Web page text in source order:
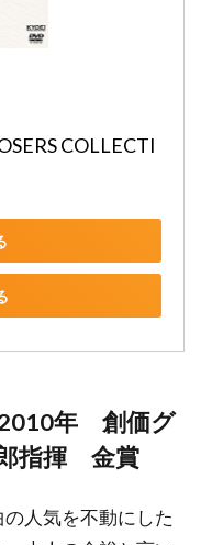
COLLECTI
年 創価グ
指揮 金賞
人気を不動にした